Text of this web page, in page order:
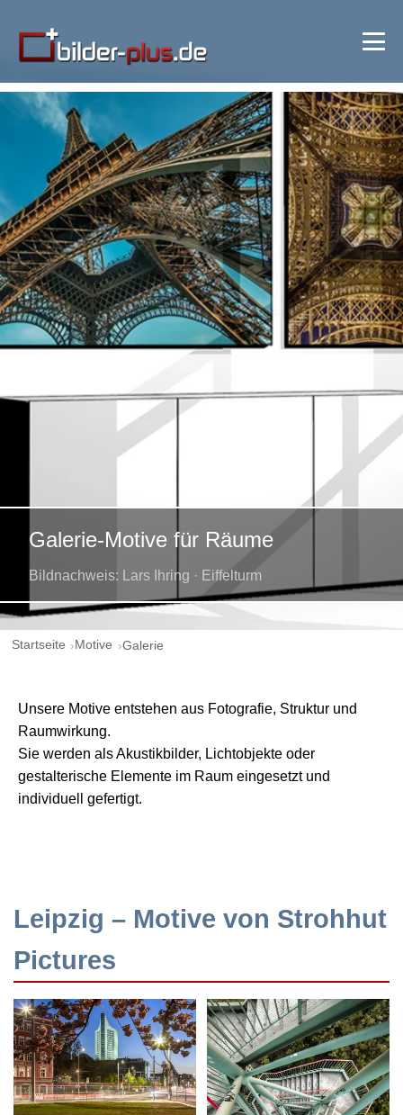
Galerie-Motive für Räume
Bildnachweis: Lars Ihring · Eiffelturm
Startseite Motive Galerie
Unsere Motive entstehen aus Fotografie, Struktur und
Raumwirkung.
Sie werden als Akustikbilder, Lichtobjekte oder
gestalterische Elemente im Raum eingesetzt und
individuell gefertigt.
Leipzig – Motive von Strohhut
Pictures